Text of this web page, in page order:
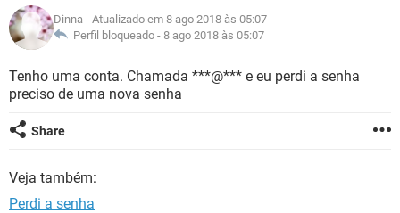
GUIA DE COMPRAS
INSTAGRAM GMAIL
GUIA DE COMPRAS
CELULAR
OUTLOOK EXCEL
INSTAGRAM GMAIL
GUIA DE COMPRAS
JOGOS WHATSAPP
CELULAR
OUTLOOK EXCEL
GLOSSÁRIO
JOGOS WHATSAPP
CELULAR
OUTLOOK
GUIA DE COMPRAS
Dinna - Atualizado em 8 ago 2018 às 05:07
Perfil bloqueado - 8 ago 2018 às 05:07
Tenho uma conta. Chamada ***@*** e eu perdi a senha
preciso de uma nova senha
Share
Veja também:
Perdi a senha